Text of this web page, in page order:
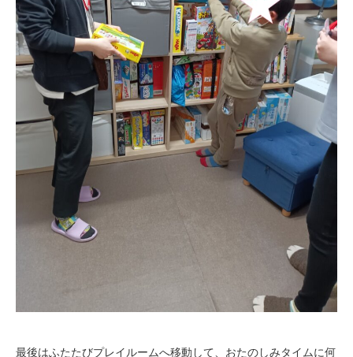
最後はふたたびプレイルームへ移動して、おたのしみタイムに何